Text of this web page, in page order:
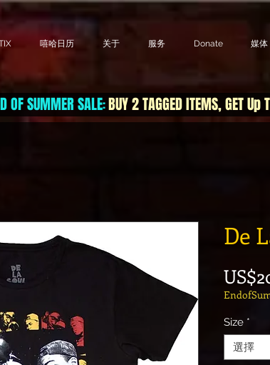
嘻哈日历 关于 服务 Donate 媒体
OF SUMMER SALE:BUY 2 TAGGED ITEMS, GET
De
Size *
選擇